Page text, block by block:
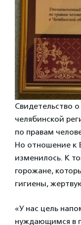
Свидетельство
челябинской
по правам
Но отношение к
изменилось. К
горожане,
гигиены,
«У нас цель
нуждающимся в